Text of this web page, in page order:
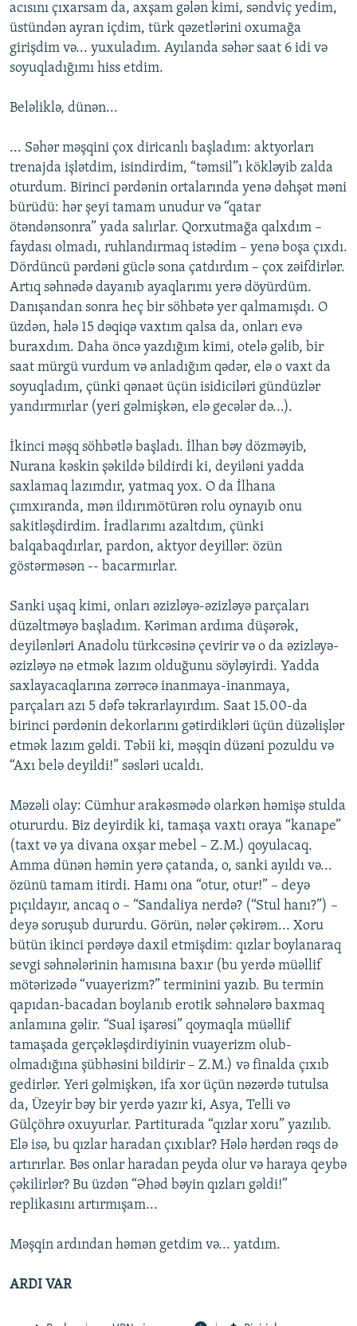
acısını çıxarsam da, axşam gələn kimi, səndviç yedim,
üstündən ayran içdim, türk qəzetlərini oxumağa
girişdim və... yuxuladım. Ayılanda səhər saat 6 idi və
soyuqladığımı hiss etdim.
Beləliklə, dünən...
... Səhər məşqini çox diricanlı başladım: aktyorları
trenajda işlətdim, isindirdim, “təmsil”ı kökləyib zalda
oturdum. Birinci pərdənin ortalarında yenə dəhşət məni
bürüdü: hər şeyi tamam unudur və “qatar
ötəndənsonra” yada salırlar. Qorxutmağa qalxdım –
faydası olmadı, ruhlandırmaq istədim – yenə boşa çıxdı.
Dördüncü pərdəni güclə sona çatdırdım – çox zəifdirlər.
Artıq səhnədə dayanıb ayaqlarımı yerə döyürdüm.
Danışandan sonra heç bir söhbətə yer qalmamışdı. O
üzdən, hələ 15 dəqiqə vaxtım qalsa da, onları evə
buraxdım. Daha öncə yazdığım kimi, otelə gəlib, bir
saat mürgü vurdum və anladığım qədər, elə o vaxt da
soyuqladım, çünki qənaət üçün isidiciləri gündüzlər
yandırmırlar (yeri gəlmişkən, elə gecələr də...).
İkinci məşq söhbətlə başladı. İlhan bəy dözməyib,
Nurana kəskin şəkildə bildirdi ki, deyiləni yadda
saxlamaq lazımdır, yatmaq yox. O da İlhana
çımxıranda, mən ildırımötürən rolu oynayıb onu
sakitləşdirdim. İradlarımı azaltdım, çünki
balqabaqdırlar, pardon, aktyor deyillər: özün
göstərməsən -- bacarmırlar.
Sanki uşaq kimi, onları əzizləyə-əzizləyə parçaları
düzəltməyə başladım. Kəriman ardıma düşərək,
deyilənləri Anadolu türkcəsinə çevirir və o da əzizləyə-
əzizləyə nə etmək lazım olduğunu söyləyirdi. Yadda
saxlayacaqlarına zərrəcə inanmaya-inanmaya,
parçaları azı 5 dəfə təkrarlayırdım. Saat 15.00-da
birinci pərdənin dekorlarını gətirdikləri üçün düzəlişlər
etmək lazım gəldi. Təbii ki, məşqin düzəni pozuldu və
“Axı belə deyildi!” səsləri ucaldı.
Məzəli olay: Cümhur arakəsmədə olarkən həmişə stulda
otururdu. Biz deyirdik ki, tamaşa vaxtı oraya “kanape”
(taxt və ya divana oxşar mebel – Z.M.) qoyulacaq.
Amma dünən həmin yerə çatanda, o, sanki ayıldı və...
özünü tamam itirdi. Hamı ona “otur, otur!” – deyə
pıçıldayır, ancaq o – “Sandaliya nerdə? (“Stul hanı?”) –
deyə soruşub dururdu. Görün, nələr çəkirəm... Xoru
bütün ikinci pərdəyə daxil etmişdim: qızlar boylanaraq
sevgi səhnələrinin hamısına baxır (bu yerdə müəllif
mötərizədə “vuayerizm?” terminini yazıb. Bu termin
qapıdan-bacadan boylanıb erotik səhnələrə baxmaq
anlamına gəlir. “Sual işarəsi” qoymaqla müəllif
tamaşada gerçəkləşdirdiyinin vuayerizm olub-
olmadığına şübhəsini bildirir – Z.M.) və finalda çıxıb
gedirlər. Yeri gəlmişkən, ifa xor üçün nəzərdə tutulsa
da, Üzeyir bəy bir yerdə yazır ki, Asya, Telli və
Gülçöhrə oxuyurlar. Partiturada “qızlar xoru” yazılıb.
Elə isə, bu qızlar haradan çıxıblar? Hələ hərdən rəqs də
artırırlar. Bəs onlar haradan peyda olur və haraya qeybə
çəkilirlər? Bu üzdən “Əhəd bəyin qızları gəldi!”
replikasını artırmışam...
Məşqin ardından həmən getdim və... yatdım.
ARDI VAR